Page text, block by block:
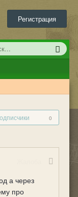
Регистрация
0
а через
про